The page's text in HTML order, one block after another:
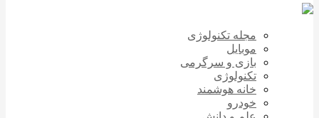
مجله تکنولوژی
موبایل
بازی و سرگرمی
تکنولوژی
خانه هوشمند
خودرو